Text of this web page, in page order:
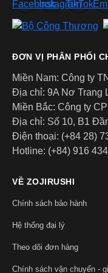
Bình giữ nhiệt hiệu
SM-GA60 (0,6L –
chút, hiệu năng giữ
sự nóng lâu. Có 2
SM-JTE46(0,46L –
pha trà lá uống cả
88ºC trong 1h, 70ºC
ĐƠN VỊ PHÂN PHỐI
Miền Nam: Công ty
Địa chỉ: 9A Nơ Trang
Miền Bắc: Công ty
Địa chỉ: Số 10, B1
Điện thoại: (+84 28)
Hotline: (+84) 916
VỀ ZOJIRUSHI
Chính sách bảo hành
Hệ thống đại lý
Theo dõi đơn hàng
Chính sách vận chuyển -